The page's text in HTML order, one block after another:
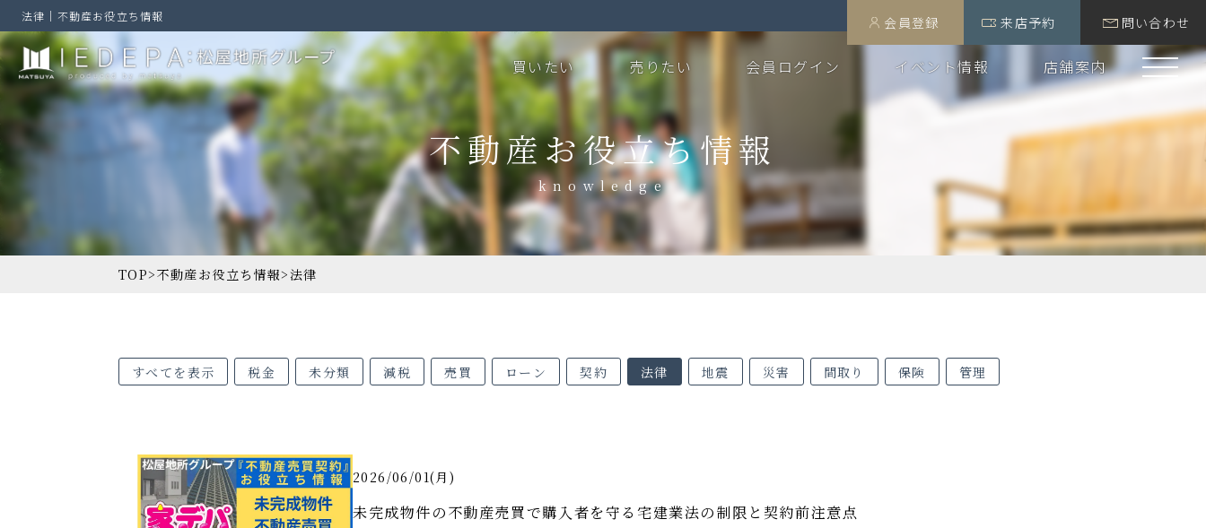
法律｜不動産お役立ち情報 会員登録 来店予約 問い合わせ
買いたい 売りたい 会員ログイン イベント情報 店舗案内
TOP>不動産お役立ち情報>法律
不動産お役立ち情報
すべてを表示 税金 未分類 減税 売買 ローン 契約 法律 地震 災害 間取り 保険 管理
2026/06/01(月)
未完成物件の不動産売買で購入者を守る宅建業法の制限と契約前注意点